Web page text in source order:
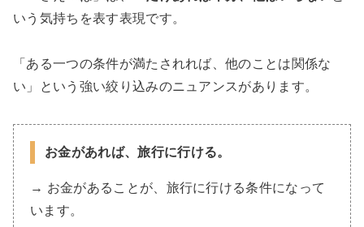
いう気持ちを表す表現です。
「ある一つの条件が満たされれば、他のことは関係な
い」という強い絞り込みのニュアンスがあります。
お金があれば、旅行に行ける。
→ お金があることが、旅行に行ける条件になって
います。